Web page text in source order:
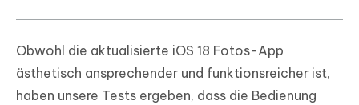
Obwohl die aktualisierte iOS 18 Fotos-App
ästhetisch ansprechender und funktionsreicher ist,
haben unsere Tests ergeben, dass die Bedienung